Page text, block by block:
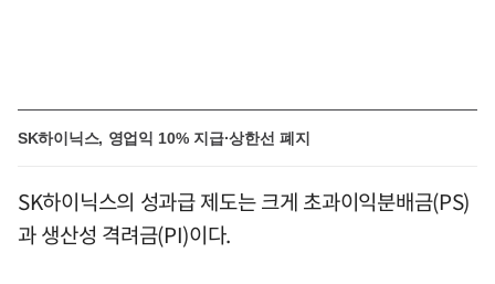
SK하이닉스, 영업익 10% 지급·상한선 폐지
SK하이닉스의 성과급 제도는 크게 초과이익분배금(PS)
과 생산성 격려금(PI)이다.